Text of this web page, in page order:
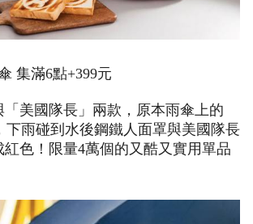
集滿6點+399元
美國隊長」兩款，原本雨傘上的
下雨碰到水後鋼鐵人面罩與美國隊長
紅色！限量4萬個的又酷又實用單品